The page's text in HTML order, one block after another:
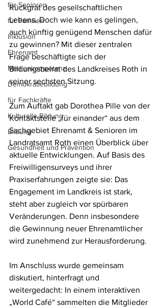
für Senioren
für Familien
Inklusion
Ehrenamt
Medienkompetenz
Demokratiebildung
für Fachkräfte
Kulturelle Bildung
Bildung
Gesundheit und Prävention
Rückgrat des gesellschaftlichen
Lebens. Doch wie kann es gelingen,
auch künftig genügend Menschen dafür
zu gewinnen? Mit dieser zentralen
Frage beschäftigte sich der
Bildungsbeirat des Landkreises Roth in
seiner sechsten Sitzung.
Zum Auftakt gab Dorothea Pille von der
Kontaktstelle „für einander“ aus dem
Sachgebiet Ehrenamt & Senioren im
Landratsamt Roth einen Überblick über
aktuelle Entwicklungen. Auf Basis des
Freiwilligensurveys und ihrer
Praxiserfahrungen zeigte sie: Das
Engagement im Landkreis ist stark,
steht aber zugleich vor spürbaren
Veränderungen. Denn insbesondere
die Gewinnung neuer Ehrenamtlicher
wird zunehmend zur Herausforderung.
Im Anschluss wurde gemeinsam
diskutiert, hinterfragt und
weitergedacht: In einem interaktiven
„World Café“ sammelten die Mitglieder